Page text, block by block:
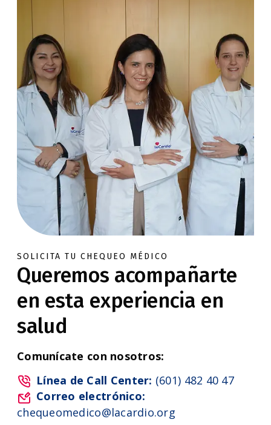
SOLICITA TU CHEQUEO MÉDICO
Queremos acompañarte
en esta experiencia en
salud
Comunícate con nosotros:
Línea de Call Center: (601) 482 40 47
Correo electrónico:
chequeomedico@lacardio.org